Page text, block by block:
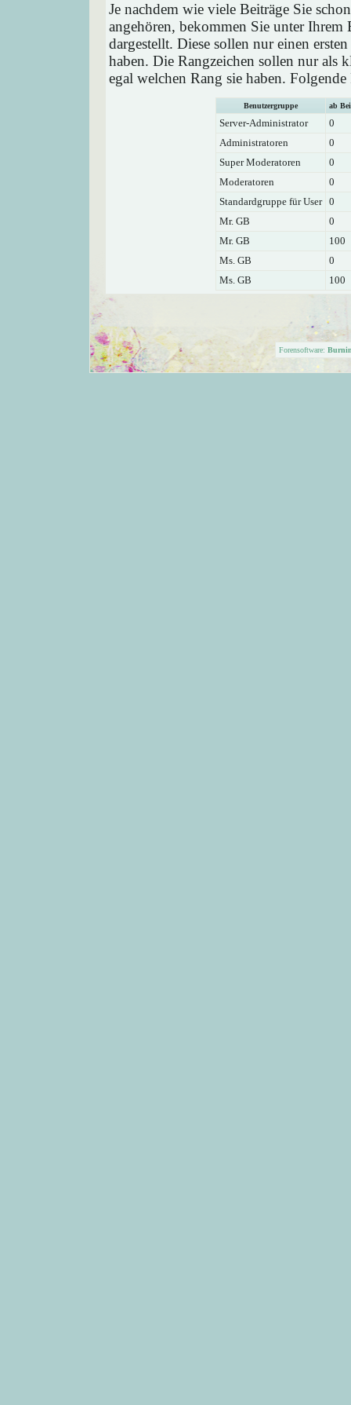
Je nachdem wie viele Beiträge Sie
angehören, bekommen Sie unter Ihrem
dargestellt. Diese sollen nur einen
haben. Die Rangzeichen sollen nur als
egal welchen Rang sie haben.
Benutzergruppe ab
Server-Administrator
0
Administratoren
0
Super Moderatoren
0
Moderatoren
0
Standardgruppe für User 0
Mr. GB
0
Mr. GB
100
Ms. GB
0
Ms. GB
100
Forensoftware: